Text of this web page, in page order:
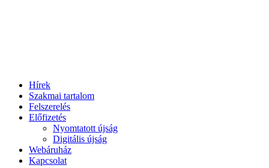
Hírek
Szakmai tartalom
Felszerelés
Előfizetés
Nyomtatott újság
Digitális újság
Webáruház
Kapcsolat